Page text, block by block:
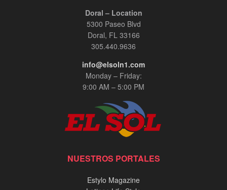
Doral – Location
5300 Paseo Blvd
Doral, FL 33166
305.440.9636
info@elsoln1.com
Monday – Friday:
9:00 AM – 5:00 PM
NUESTROS PORTALES
Estylo Magazine